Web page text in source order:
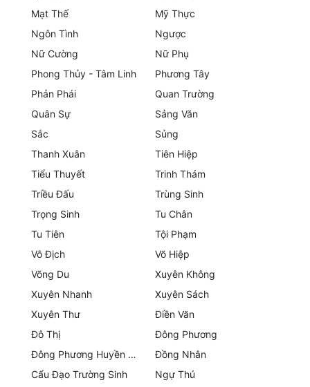
Mạt Thế
Mỹ Thực
Ngôn Tình
Nữ Phụ
Phong Thủy - Tâm Linh
Phản Phái
Quan Trường
Quân Sự
Sảng Văn
Mạt Thế
Mỹ Thực
Ngôn Tình
Ngược
Nữ Cường
Nữ Phụ
Phong Thủy - Tâm Linh
Phương Tây
Phản Phái
Quan Trường
Quân Sự
Sảng Văn
Sắc
Sủng
Thanh Xuân
Tiên Hiệp
Tiểu Thuyết
Trinh Thám
Triều Đấu
Trùng Sinh
Trọng Sinh
Tu Chân
Tu Tiên
Tội Phạm
Vô Địch
Võ Hiệp
Võng Du
Xuyên Không
Xuyên Nhanh
Xuyên Sách
Xuyên Thư
Điền Văn
Đô Thị
Đông Phương
Đông Phương Huyền Huyễn
Đồng Nhân
Cẩu Đạo Trường Sinh
Ngự Thú